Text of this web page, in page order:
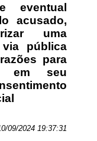
eventual
acusado,
uma
pública
para
em seu
09/2024 19:37:31